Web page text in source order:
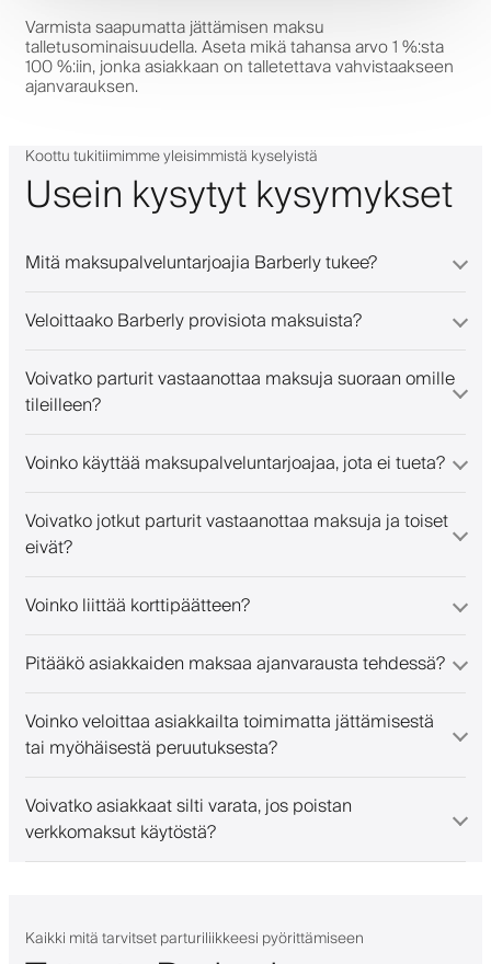
Varmista saapumatta jättämisen maksu
talletusominaisuudella. Aseta mikä tahansa arvo 1 %:sta
100 %:iin, jonka asiakkaan on talletettava vahvistaakseen
ajanvarauksen.
Koottu tukitiimimme yleisimmistä kyselyistä
Usein kysytyt kysymykset
Mitä maksupalveluntarjoajia Barberly tukee?
Veloittaako Barberly provisiota maksuista?
Voivatko parturit vastaanottaa maksuja suoraan omille
tileilleen?
Voinko käyttää maksupalveluntarjoajaa, jota ei tueta?
Voivatko jotkut parturit vastaanottaa maksuja ja toiset
eivät?
Voinko liittää korttipäätteen?
Pitääkö asiakkaiden maksaa ajanvarausta tehdessä?
Voinko veloittaa asiakkailta toimimatta jättämisestä
tai myöhäisestä peruutuksesta?
Voivatko asiakkaat silti varata, jos poistan
verkkomaksut käytöstä?
Kaikki mitä tarvitset parturiliikkeesi pyörittämiseen